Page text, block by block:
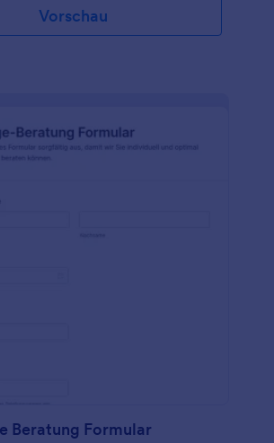
Vorschau
Beratung Formular